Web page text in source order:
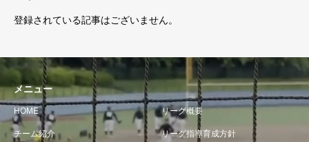
登録されている記事はございません。
メニュー
HOME リーグ概要
チーム紹介 リーグ指導育成方針